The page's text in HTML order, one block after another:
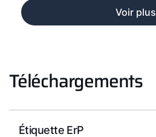
Voir plus
Téléchargements
Étiquette ErP